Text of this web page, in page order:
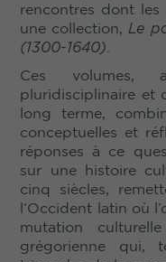
rencontres dont les
une collection, Le
(1300-1640)
Ces volumes,
pluridisciplinaire et
long terme,
conceptuelles et
réponses à ce
sur une histoire
cinq siècles,
l’Occident latin où
mutation
grégorienne qui,